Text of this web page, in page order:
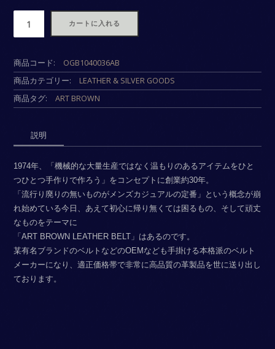
カートに入れる
商品コード:
OGB1040036AB
商品カテゴリー:
LEATHER & SILVER GOODS
商品タグ:
ART BROWN
説明
1974年、「機械的な大量生産ではなく温もりのあるアイテムをひと
つひとつ手作りで作ろう」をコンセプトに創業約30年。
「流行り廃りの無いものがメンズカジュアルの定番」という概念が崩
れ始めている今日、あえて初心に帰り無くては困るもの、そして頑丈
なものをテーマに
「ART BROWN LEATHER BELT」はあるのです。
某有名ブランドのベルトなどのOEMなども手掛ける本格派のベルト
メーカーになり、適正価格帯で非常に高品質の革製品を世に送り出し
ております。